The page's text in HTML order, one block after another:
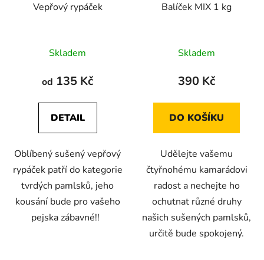
Vepřový rypáček
hodnocení
produktu
4,3
z
hvězdiček.
Skladem
od 135 Kč
DETAIL
Oblíbený sušený vepřový
rypáček patří do kategorie
tvrdých pamlsků, jeho
kousání bude pro vašeho
pejska zábavné!!
Balíček MIX 1 kg
hodnocení
produktu
4,5
z
hvězdiček.
Skladem
390 Kč
DO KOŠÍKU
Udělejte vašemu
čtyřnohému kamarádovi
radost a nechejte ho
ochutnat různé druhy
našich sušených pamlsků,
určitě bude spokojený.